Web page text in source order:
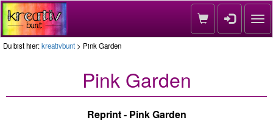
Du bist hier:kreativbunt > Pink Garden
Pink Garden
Reprint - Pink Garden